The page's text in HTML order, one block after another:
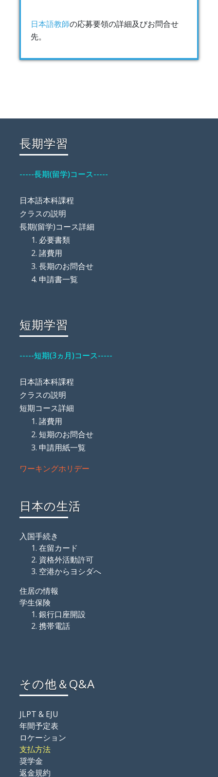
日本語教師の応募要領の詳細及びお問合せ
先。
長期学習
-----長期(留学)コース-----
日本語本科課程
クラスの説明
長期(留学)コース詳細
必要書類
諸費用
長期のお問合せ
申請書一覧
短期学習
-----短期(3ヵ月)コース-----
日本語本科課程
クラスの説明
短期コース詳細
諸費用
短期のお問合せ
申請用紙一覧
ワーキングホリデー
日本の生活
入国手続き
在留カード
資格外活動許可
空港からヨシダへ
住居の情報
学生保険
銀行口座開設
携帯電話
その他＆Q&A
JLPT & EJU
年間予定表
ロケーション
支払方法
奨学金
返金規約